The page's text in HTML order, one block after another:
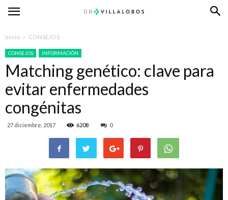
Inicio CONSEJOS
CONSEJOS INFORMACIÓN
Matching genético: clave para
evitar enfermedades
congénitas
27 diciembre, 2017 6208 0